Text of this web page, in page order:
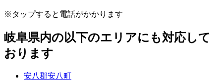
※タップすると電話がかかります
岐阜県内の以下のエリアにも対応して
おります
安八郡安八町